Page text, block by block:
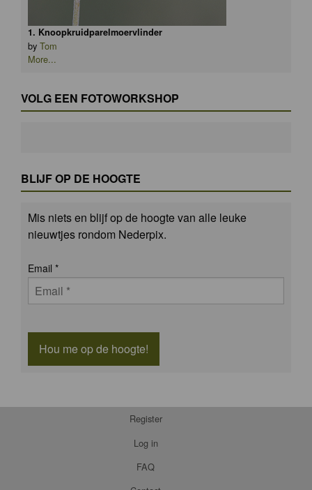
1. Knoopkruidparelmoervlinder
by Tom
More...
VOLG EEN FOTOWORKSHOP
BLIJF OP DE HOOGTE
Mis niets en blijf op de hoogte van alle leuke
nieuwtjes rondom Nederpix.
Email *
Hou me op de hoogte!
Register
Log in
FAQ